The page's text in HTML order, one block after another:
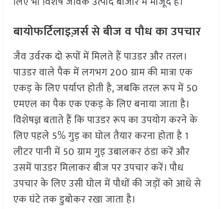
बायोफर्टिलाइज़र्स से बीज व पौध का उपचार
जैव उर्वरक दो रूपों में मिलते हैं पाउडर और तरल।
पाउडर वाले पैक में लगभग 200 ग्राम की मात्रा एक
एकड़ के लिए पर्याप्त होती है, जबकि तरल रूप में 50
एमएल का पैक एक एकड़ के लिए बनाया जाता है।
विशेषज्ञ बताते हैं कि पाउडर रूप का उपयोग करने के
लिए पहले 5% गुड़ का घोल तैयार करना होता है 1
लीटर पानी में 50 ग्राम गुड़ उबालकर ठंडा करें और
उसमें पाउडर मिलाकर बीज पर उपचार करें। पौध
उपचार के लिए उसी घोल में पौधों की जड़ों को आधे से
एक घंटे तक डुबोकर रखा जाता है।